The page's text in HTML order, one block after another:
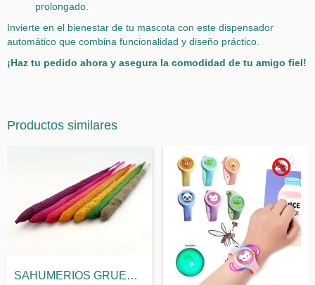
prolongado.
Invierte en el bienestar de tu mascota con este dispensador
automático que combina funcionalidad y diseño práctico.
¡Haz tu pedido ahora y asegura la comodidad de tu amigo fiel!
Productos similares
SAHUMERIOS GRUESOS BANGLADESH x20u.